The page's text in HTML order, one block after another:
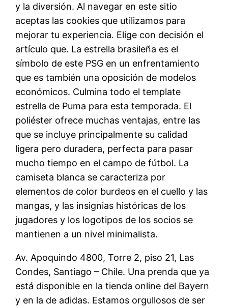
y la diversión. Al navegar en este sitio
aceptas las cookies que utilizamos para
mejorar tu experiencia. Elige con decisión el
artículo que. La estrella brasileña es el
símbolo de este PSG en un enfrentamiento
que es también una oposición de modelos
económicos. Culmina todo el template
estrella de Puma para esta temporada. El
poliéster ofrece muchas ventajas, entre las
que se incluye principalmente su calidad
ligera pero duradera, perfecta para pasar
mucho tiempo en el campo de fútbol. La
camiseta blanca se caracteriza por
elementos de color burdeos en el cuello y las
mangas, y las insignias históricas de los
jugadores y los logotipos de los socios se
mantienen a un nivel minimalista.
Av. Apoquindo 4800, Torre 2, piso 21, Las
Condes, Santiago – Chile. Una prenda que ya
está disponible en la tienda online del Bayern
y en la de adidas. Estamos orgullosos de ser